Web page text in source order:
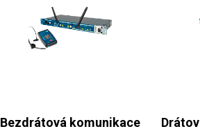
Bezdrátová komunikace